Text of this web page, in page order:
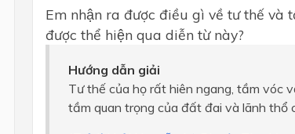
Em nhận ra được điều gì về tư thế và
được thể hiện qua diễn từ này?
Hướng dẫn giải
Tư thế của họ rất hiên ngang, tầm vóc
tầm quan trọng của đất đai và lãnh thổ